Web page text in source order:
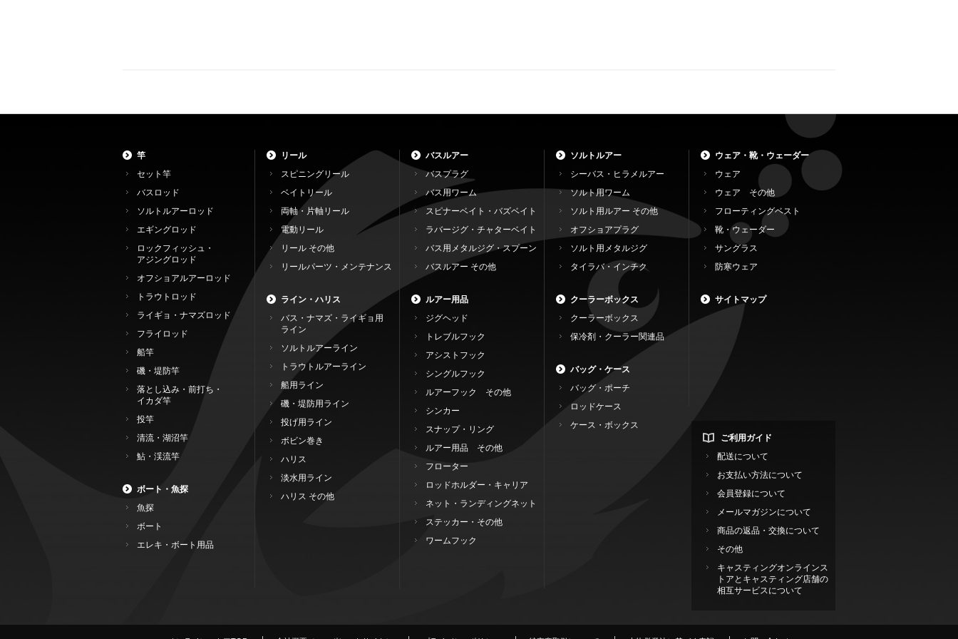
竿
セット竿
バスロッド
ソルトルアーロッド
エギングロッド
ロックフィッシュ・
アジングロッド
オフショアルアーロッド
トラウトロッド
ライギョ・ナマズロッド
フライロッド
船竿
磯・堤防竿
落とし込み・前打ち・
イカダ竿
投竿
清流・湖沼竿
鮎・渓流竿
ボート・魚探
魚探
ボート
エレキ・ボート用品
リール
スピニングリール
ベイトリール
両軸・片軸リール
電動リール
リール その他
リールパーツ・メンテナンス
ライン・ハリス
バス・ナマズ・ライギョ用
ライン
ソルトルアーライン
トラウトルアーライン
船用ライン
磯・堤防用ライン
投げ用ライン
ボビン巻き
ハリス
淡水用ライン
ハリス その他
バスルアー
バスプラグ
バス用ワーム
スピナーベイト・バズベイト
ラバージグ・チャターベイト
バス用メタルジグ・スプーン
バスルアー その他
ルアー用品
ジグヘッド
トレブルフック
アシストフック
シングルフック
ルアーフック その他
シンカー
スナップ・リング
ルアー用品 その他
フローター
ロッドホルダー・キャリア
ネット・ランディングネット
ステッカー・その他
ワームフック
ソルトルアー
シーバス・ヒラメルアー
ソルト用ワーム
ソルト用ルアー その他
オフショアプラグ
ソルト用メタルジグ
タイラバ・インチク
クーラーボックス
クーラーボックス
保冷剤・クーラー関連品
バッグ・ケース
バッグ・ポーチ
ロッドケース
ケース・ボックス
ウェア・靴・ウェーダー
ウェア
ウェア その他
フローティングベスト
靴・ウェーダー
サングラス
防寒ウェア
サイトマップ
ご利用ガイド
配送について
お支払い方法について
会員登録について
メールマガジンについて
商品の返品・交換について
その他
キャスティングオンラインス
トアとキャスティング店舗の
相互サービスについて